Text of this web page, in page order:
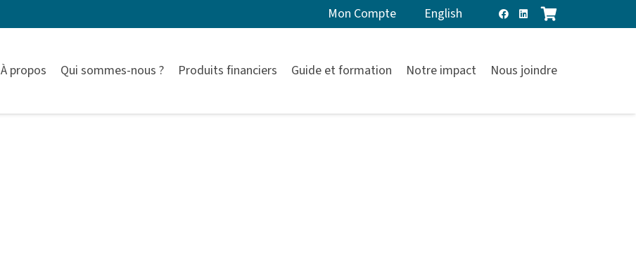
Mon Compte English
À propos Qui sommes-nous ? Produits financiers Guide et formation Notre impact Nous joindre